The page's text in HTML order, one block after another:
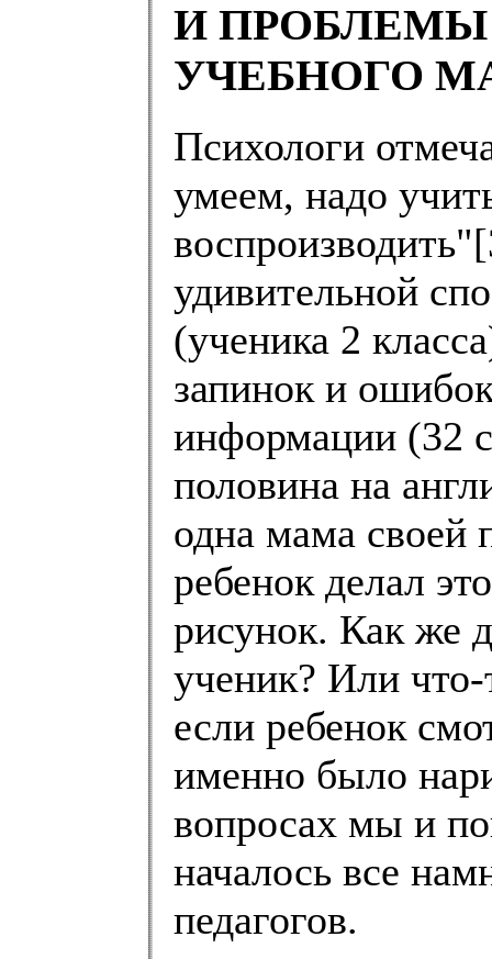
И ПРОБЛЕМЫ
УЧЕБНОГО
Психологи
умеем, надо
удивительной
(ученика 2
запинок и
информации (32
половина на
одна мама своей
ребенок делал
рисунок. Как же
ученик? Или
если ребенок
именно было
вопросах мы и
началось все
педагогов.